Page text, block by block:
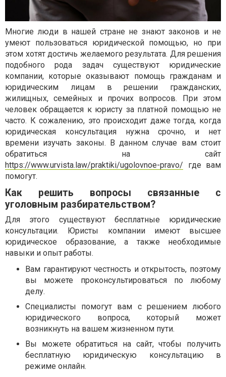
Многие люди в нашей стране не знают законов и не
умеют пользоваться юридической помощью, но при
этом хотят достичь желаемого результата. Для решения
подобного рода задач существуют юридические
компании, которые оказывают помощь гражданам и
юридическим лицам в решении гражданских,
жилищных, семейных и прочих вопросов. При этом
человек обращается к юристу за платной помощью не
часто. К сожалению, это происходит даже тогда, когда
юридическая консультация нужна срочно, и нет
времени изучать законы. В данном случае вам стоит
обратиться на сайт
https://www.urvista.law/praktiki/ugolovnoe-pravo/ где вам
помогут.
Как решить вопросы связанные с
уголовным разбирательством?
Для этого существуют бесплатные юридические
консультации. Юристы компании имеют высшее
юридическое образование, а также необходимые
навыки и опыт работы.
Вам гарантируют честность и открытость, поэтому
вы можете проконсультироваться по любому
делу.
Специалисты помогут вам с решением любого
юридического вопроса, который может
возникнуть на вашем жизненном пути.
Вы можете обратиться на сайт, чтобы получить
бесплатную юридическую консультацию в
режиме онлайн.